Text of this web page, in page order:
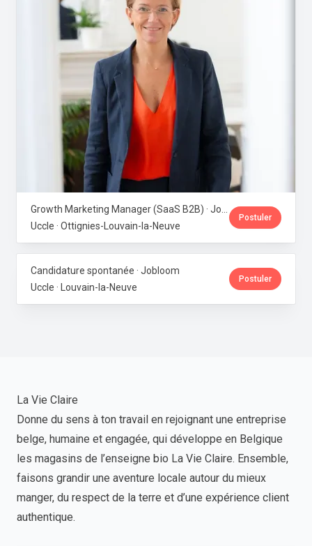
Uccle · Ottignies-Louvain-la-Neuve
Postuler
Candidature spontanée · Jobloom
Uccle · Louvain-la-Neuve
Postuler
La Vie Claire
Donne du sens à ton travail en rejoignant une entreprise
belge, humaine et engagée, qui développe en Belgique
les magasins de l’enseigne bio La Vie Claire. Ensemble,
faisons grandir une aventure locale autour du mieux
manger, du respect de la terre et d’une expérience client
authentique.